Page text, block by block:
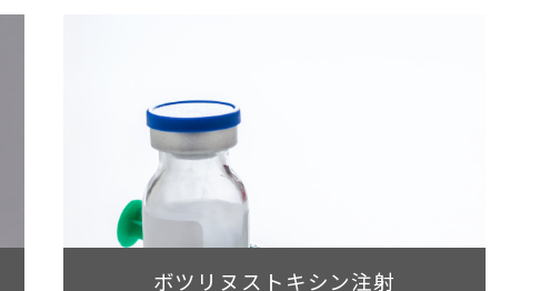
ボツリヌストキシン注射